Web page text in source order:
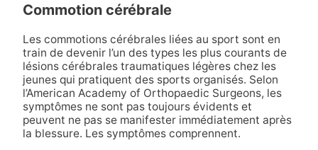
Commotion cérébrale
Les commotions cérébrales liées au sport sont en
train de devenir l’un des types les plus courants de
lésions cérébrales traumatiques légères chez les
jeunes qui pratiquent des sports organisés. Selon
l’American Academy of Orthopaedic Surgeons, les
symptômes ne sont pas toujours évidents et
peuvent ne pas se manifester immédiatement après
la blessure. Les symptômes comprennent.